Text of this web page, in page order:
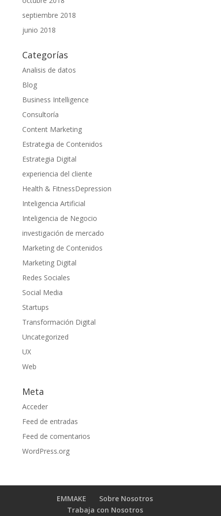
septiembre 2018
junio 2018
Categorías
Analisis de datos
Blog
Business Intelligence
Consultoría
Content Marketing
Estrategia de Contenidos
Estrategia Digital
experiencia del cliente
Health & FitnessDepression
Inteligencia Artificial
Inteligencia de Negocio
investigación de mercado
Marketing de Contenidos
Marketing Digital
Redes Sociales
Social Media
Startups
Transformación Digital
Uncategorized
UX
Web
Meta
Acceder
Feed de entradas
Feed de comentarios
WordPress.org
EMMAKE
Sobre Nosotros
Trabaja con Nosotros